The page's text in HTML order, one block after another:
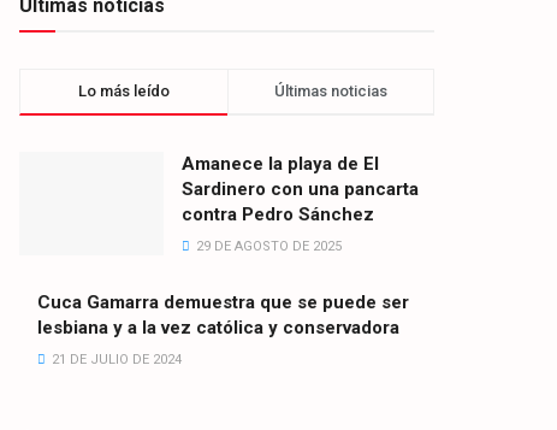
Últimas noticias
Lo más leído Últimas noticias
Amanece la playa de El
Sardinero con una pancarta
contra Pedro Sánchez
29 DE AGOSTO DE 2025
Cuca Gamarra demuestra que se puede ser
lesbiana y a la vez católica y conservadora
21 DE JULIO DE 2024